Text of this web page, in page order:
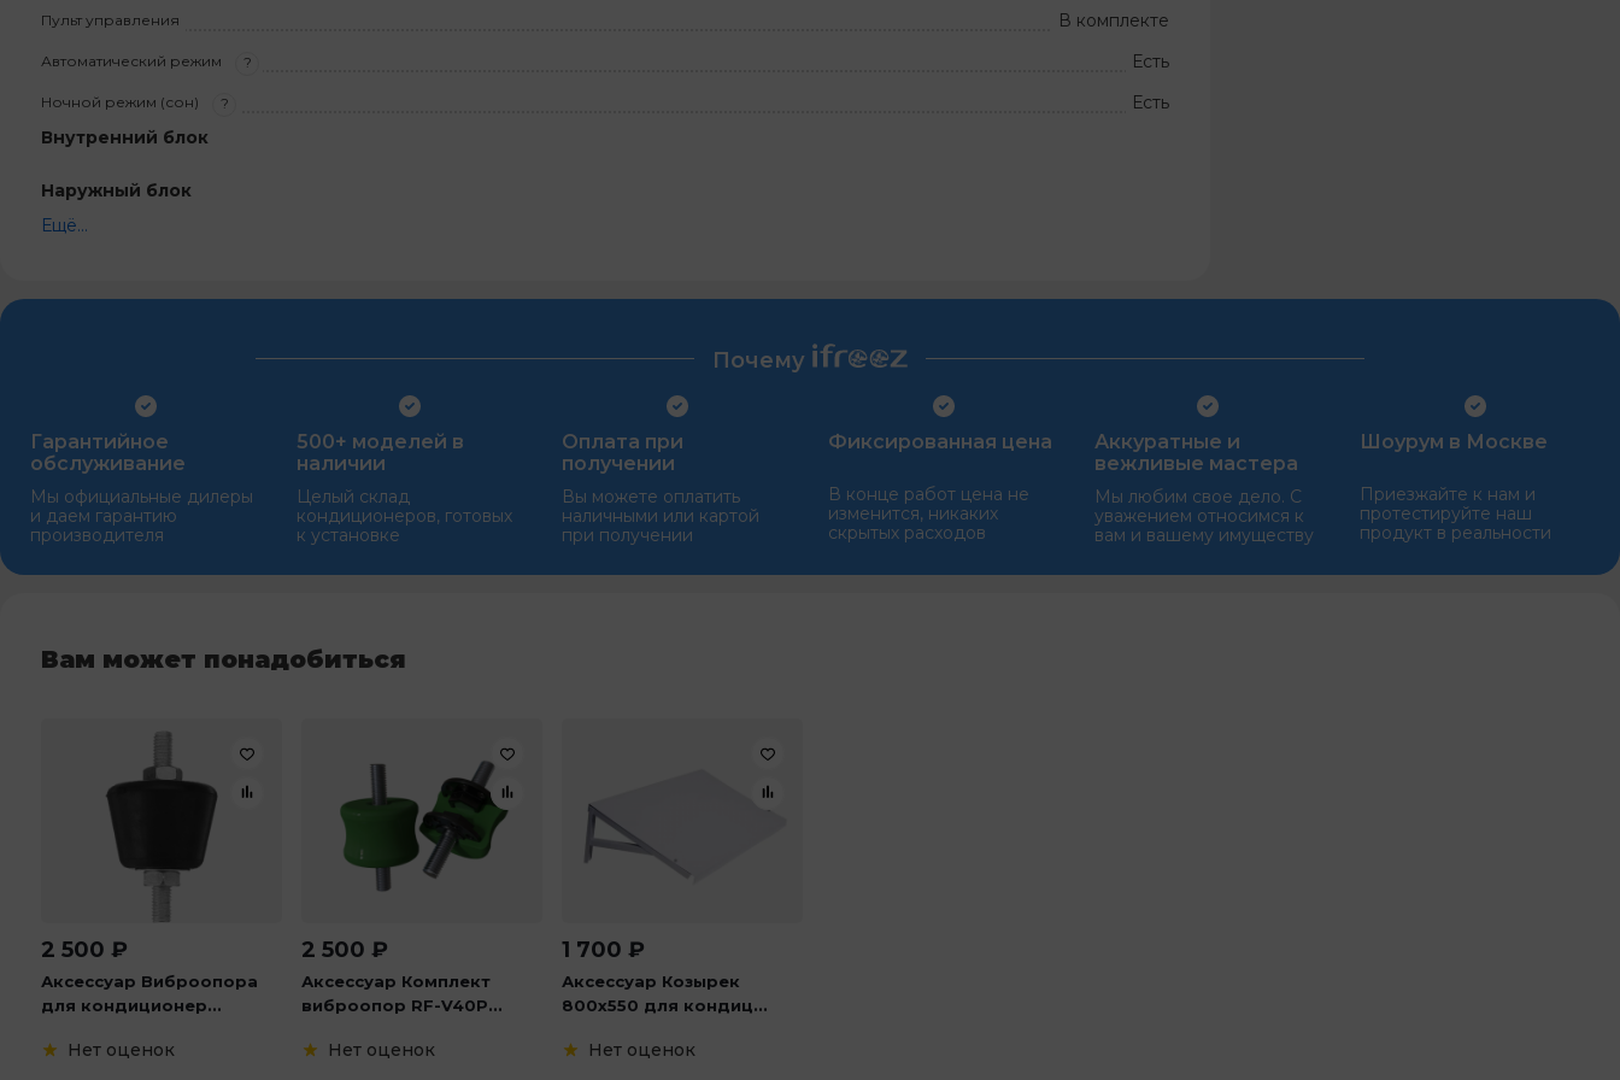
Пульт управления В комплекте
Автоматический режим ? Есть
Ночной режим (сон) ?
Есть
Внутренний блок
Наружный блок
Ещё...
Почему
Гарантийное
обслуживание
Мы официальные дилеры
и даем гарантию
производителя
500+ моделей в
наличии
Целый склад
кондиционеров, готовых
к установке
Оплата при
получении
Вы можете оплатить
наличными или картой
при получении
Фиксированная цена
В конце работ цена не
изменится, никаких
скрытых расходов
Аккуратные и
вежливые мастера
Мы любим свое дело. С
уважением относимся к
вам и вашему имуществу
Шоурум в Москве
Приезжайте к нам и
протестируйте наш
продукт в реальности
Вам может понадобиться
2 500 ₽
Аксессуар Виброопора
для кондиционер...
Нет оценок
2 500 ₽
Аксессуар Комплект
виброопор RF-V40P...
Нет оценок
1 700 ₽
Аксессуар Козырек
800х550 для кондиц...
Нет оценок